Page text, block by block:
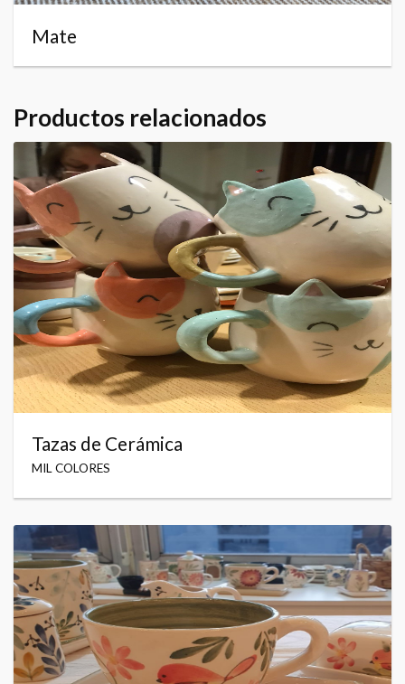
Mate
Productos relacionados
Tazas de Cerámica
MIL COLORES